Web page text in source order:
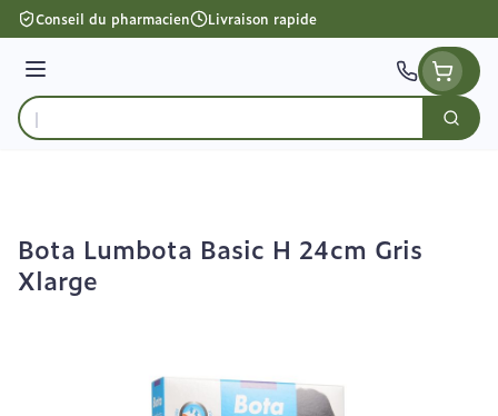
Aller au contenu
Conseil du pharmacien Livraison rapide
Menu
Rechercher
Bota Lumbota Basic H 24cm Gris
Xlarge